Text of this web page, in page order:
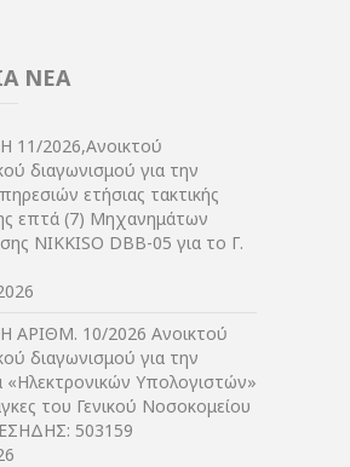
ΝΕΑ
11/2026,Ανοικτού
διαγωνισμού για την
ετήσιας τακτικής
επτά (7) Μηχανημάτων
NIKKISO DBB-05 για το Γ.
ΑΡIΘΜ. 10/2026 Ανοικτού
διαγωνισμού για την
«Ηλεκτρονικών Υπολογιστών»
του Γενικού Νοσοκομείου
ΕΣΗΔΗΣ: 503159